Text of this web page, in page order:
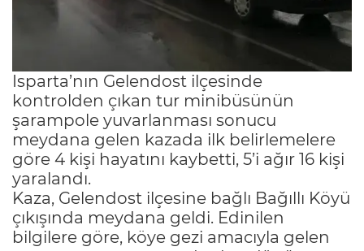
Isparta’nın Gelendost ilçesinde
kontrolden çıkan tur minibüsünün
şarampole yuvarlanması sonucu
meydana gelen kazada ilk belirlemelere
göre 4 kişi hayatını kaybetti, 5’i ağır 16 kişi
yaralandı.
Kaza, Gelendost ilçesine bağlı Bağıllı Köyü
çıkışında meydana geldi. Edinilen
bilgilere göre, köye gezi amacıyla gelen